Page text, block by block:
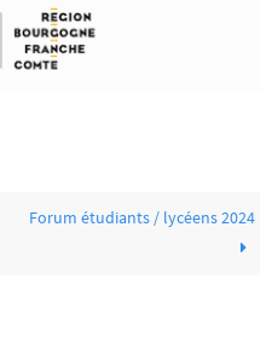
Forum étudiants / lycéens 2024